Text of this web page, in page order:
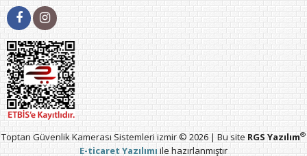
Toptan Güvenlik Kamerası Sistemleri izmir © 2026 | Bu site RGS Yazılım®
E-ticaret Yazılımı ile hazırlanmıştır